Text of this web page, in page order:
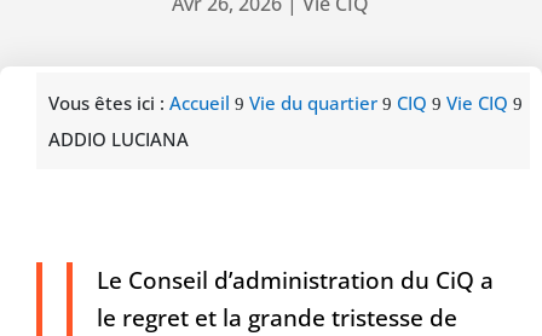
Vous êtes ici : Accueil 9 Vie du quartier 9 CIQ 9 Vie CIQ 9
ADDIO LUCIANA
Le Conseil d’administration du CiQ a
le regret et la grande tristesse de